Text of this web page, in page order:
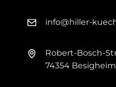
info@hiller-
Robert-Bosch-
74354 Besigheim